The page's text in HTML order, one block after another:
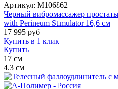
Артикул: M106862
Черный вибромассажер
with Perineum Stimulator 16,6 см
17 995 руб
Купить в 1 клик
Купить
17 см
4.3 см